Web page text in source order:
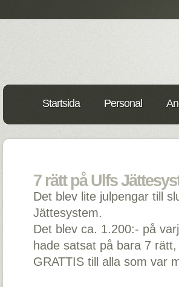
Startsida Personal
7 rätt på Ulfs
Det blev lite julpengar till
Jättesystem.
Det blev ca. 1.200:- på
hade satsat på bara 7
GRATTIS till alla som var